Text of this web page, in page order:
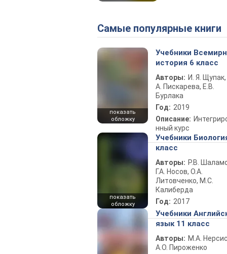
Самые популярные книги
показать
обложку
Учебники
история 6 класс
Авторы: И. Я. Щупак,
А. Пискарева, Е.В.
Бурлака
Год: 2019
Описание:
нный курс
показать
обложку
Учебники
класс
Авторы: Р.В.
Г.А. Носов, О.А.
Литовченко, М.С.
Калиберда
Год: 2017
Учебники
язык 11 класс
Авторы: М.А.
А.О. Пироженко